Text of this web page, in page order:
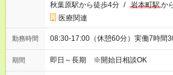
秋葉原駅から徒歩4分 / 岩本町駅か
医療関連
勤務時間 08:30-17:00（休憩60分）実働7時間
期間 即日～長期 ※開始日相談OK